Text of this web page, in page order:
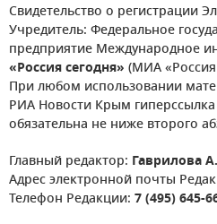
Свидетельство о регистрации
Учредитель: Федеральное
предприятие Международное
«Россия сегодня» (МИА «Россия
При любом использовании
РИА Новости Крым
обязательна не ниже второго
Главный редактор: Гаврилова
Адрес электронной почты
Телефон Редакции: 7 (495) 645-